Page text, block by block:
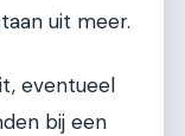
uit meer.
eventueel
bij een